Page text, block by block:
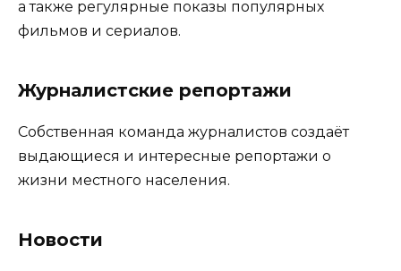
а также регулярные показы популярных
фильмов и сериалов.
Журналистские репортажи
Собственная команда журналистов создаёт
выдающиеся и интересные репортажи о
жизни местного населения.
Новости